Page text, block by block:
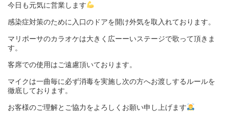
今日も元気に営業します
感染症対策のために入口のドアを開け外気を取入れております。
マリポーサのカラオケは大きく広ーーいステージで歌って頂きま
す。
客席での使用はご遠慮頂いております。
マイクは一曲毎に必ず消毒を実施し次の方へお渡しするルールを
徹底しております。
お客様のご理解とご協力をよろしくお願い申し上げます